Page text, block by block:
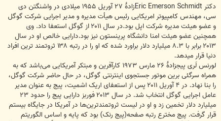
ت
دکتر Eric Emerson Schmidtزادهٔ ۲۷ آوریل ۱۹۵۵ میلادی در واشنگتن دی
سی، مهندس کام‍پیوتر امریکایی رئیس هیأت مدیره و مدیر اجرایی شرکت گوگل
و عضو هیئت مدیره شرکت اپل بود.در سال ۲۰۱۱ از گوگل استعفا داد. وی
همچنین عضو هیئت امنا دانشگاه پرینستون نیز بود.دارایی خالص او در سال
۲۰۱۳ برابر با ۸.۳ میلیارد دلار براورد شده که او را در رتبه ۱۳۸ ثروتمند ترین افراد
دنیا قرار میدهد.
لورنس لَری پیجزادهٔ ۲۶ مارس ۱۹۷۳ کارآفرین و مبتکر آمریکایی می‌باشد که به
همراه سرگئی برین موتور جستجوی اینترنتی گوگل، در حال حاضر شرکت گوگل،
را بنا نهاد. در ۴ آوریل ۲۰۱۱ پس از استعفای اریک اشمیت، پیج به عنوان مدیر
عامل اجرایی گوگل انتخاب شد. در سال ۲۰۱۳ فوربز دارایی پیج را حدود ۲۳
میلیارد دلار تخمین زد و او در لیست ثروتمندترین‌ها در آمریکا در جایگاه بیستم
قرار گرفت. پیج مخترع رتبه صفحه(پیج رنک) بود که پایه و اساس الگوریتم